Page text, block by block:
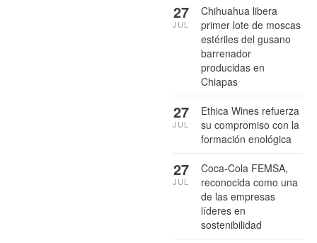
Chihuahua libera
primer lote de moscas
estériles del gusano
barrenador
producidas en
Chiapas
27
JUL
Ethica Wines refuerza
su compromiso con la
formación enológica
27
JUL
Coca-Cola FEMSA,
reconocida como una
de las empresas
líderes en
sostenibilidad
27
JUL